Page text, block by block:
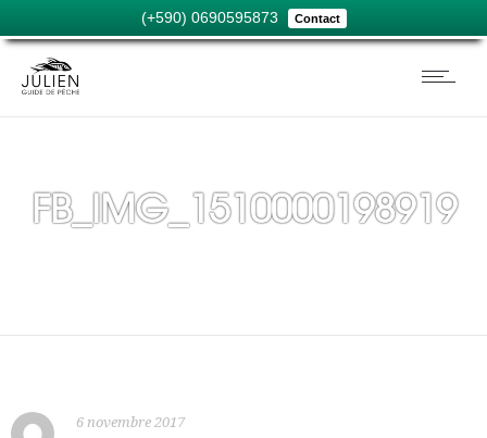
(+590) 0690595873 Contact
FB_IMG_1510000198919
6 novembre 2017